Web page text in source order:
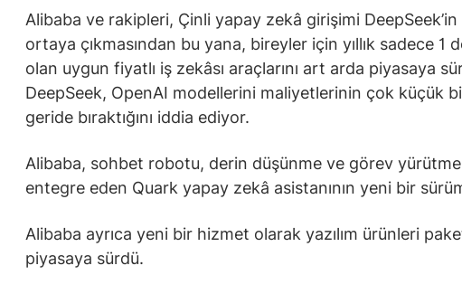
Alibaba ve rakipleri, Çinli yapay zekâ girişimi DeepSeek’in
ortaya çıkmasından bu yana, bireyler için yıllık sadece 1
olan uygun fiyatlı iş zekâsı araçlarını art arda piyasaya
DeepSeek, OpenAI modellerini maliyetlerinin çok küçük
geride bıraktığını iddia ediyor.
Alibaba, sohbet robotu, derin düşünme ve görev
entegre eden Quark yapay zekâ asistanının yeni bir
Alibaba ayrıca yeni bir hizmet olarak yazılım ürünleri
piyasaya sürdü.